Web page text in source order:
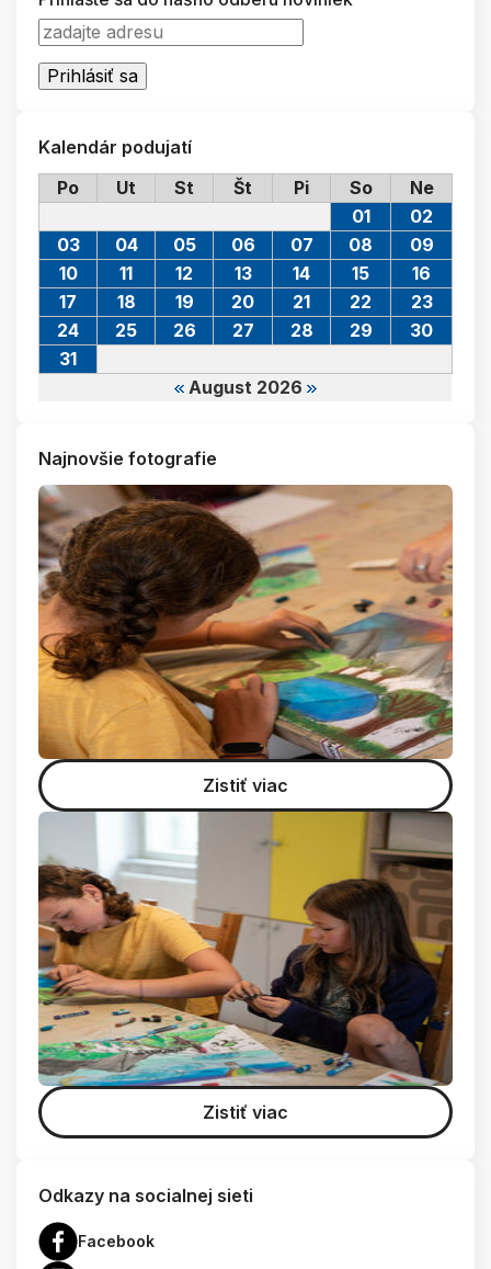
Kalendár podujatí
Po
Ut St Št Pi So Ne
August 2026
01
02
03
04 05 06 07 08
09
10
11 12 13 14 15
16
17
18 19 20 21 22
23
24
25 26 27 28 29
30
31
Najnovšie fotografie
Zistiť viac
Zistiť viac
Odkazy na socialnej sieti
Facebook